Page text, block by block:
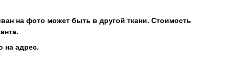
на фото может быть в другой ткани. Стоимость
на адрес.